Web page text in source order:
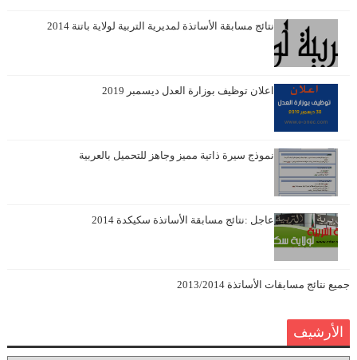
نتائج مسابقة الأساتذة لمديرية التربية لولاية باتنة 2014
اعلان توظيف بوزارة العدل ديسمبر 2019
نموذج سيرة ذاتية مميز وجاهز للتحميل بالعربية
عاجل :نتائج مسابقة الأساتذة سكيكدة 2014
جميع نتائج مسابقات الأساتذة 2013/2014
الأرشيف